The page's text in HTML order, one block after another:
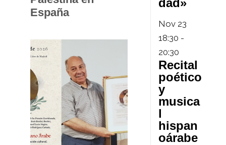
España
Nov 23
18:30 -
20:30
Recital
poético
y
musica
l
hispan
oárabe